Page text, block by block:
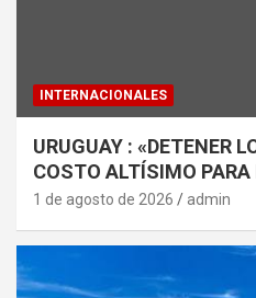
INTERNACIONALES
URUGUAY : «DETENER
COSTO ALTÍSIMO PARA
1 de agosto de 2026 admin